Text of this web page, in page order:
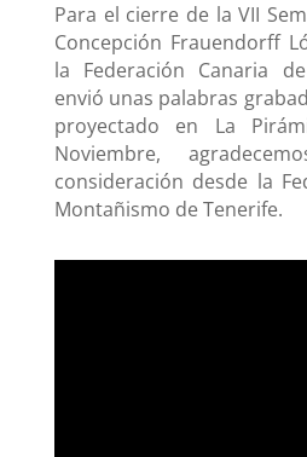
Para el cierre de la VII
Concepción Frauendorff
la Federación Canaria
envió unas palabras
proyectado en La
Noviembre,
consideración desde la
Montañismo de Tenerife.